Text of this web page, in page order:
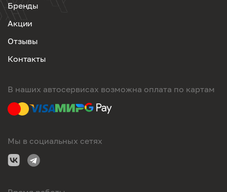
Бренды
Акции
Отзывы
Контакты
В наших автосервисах возможна оплата по картам
Мы в социальных сетях